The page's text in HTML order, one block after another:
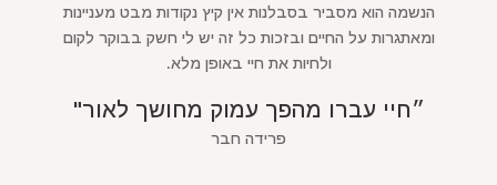
הנשמה הוא מסביר בסבלנות אין קיץ נקודות מבט מעניינות
ומאתגרות על החיים ובזכות כל זה יש לי חשק בבוקר לקום
ולחיות את חיי באופן מלא.
״חיי עברו מהפך עמוק מחושך לאור"
פרידה חבר